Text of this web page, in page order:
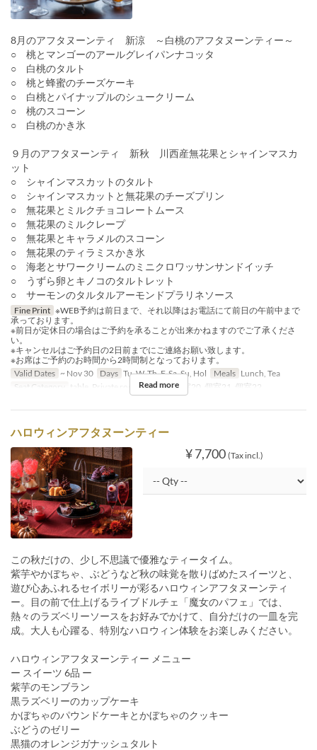
8月のアフタヌーンティ 新涼 ～白桃のアフタヌーンティー～
○ 桃とマンゴーのアールグレイパンナコッタ
○ 白桃のタルト
○ 桃と蜂蜜のチーズケーキ
○ 白桃とパイナップルのシュークリーム
○ 桃のスコーン
○ 白桃のかき氷
９月のアフタヌーンティ 新秋 川西産無花果とシャインマスカ
ット
○ シャインマスカットのタルト
○ シャインマスカットと無花果のチーズプリン
○ 無花果とミルクチョコレートムース
○ 無花果のミルクレープ
○ 無花果とキャラメルのスコーン
○ 無花果のティラミスかき氷
○ 海老とサワークリームのミニクロワッサンサンドイッチ
○ うずら卵とキノコのタルトレット
○ サーモンのタルタルアーモンドプラリネソース
Fine Print ※WEB予約は前日まで、それ以降はお電話にて前日の午前中まで
承っております。
※前日が定休日の場合はご予約を承ることが出来かねますのでご了承くださ
い。
※キャンセルはご予約日の2日前までにご連絡お願い致します。
※お席はご予約のお時間から2時間制となっております。
Valid Dates ~ Nov 30 Days Tu, W, Th, F, Sa, Su, Hol Meals Lunch, Tea
Seat Category
table, Private room, 個室19, 個室20, 個室21, 個室22
Read more
ハロウィンアフタヌーンティー
¥ 7,700 (Tax incl.)
この秋だけの、少し不思議で優雅なティータイム。
紫芋やかぼちゃ、ぶどうなど秋の味覚を散りばめたスイーツと、
遊び心あふれるセイボリーが彩るハロウィンアフタヌーンティ
ー。目の前で仕上げるライブドルチェ「魔女のパフェ」では、
熱々のラズベリーソースをお好みでかけて、自分だけの一皿を完
成。大人も心躍る、特別なハロウィン体験をお楽しみください。
ハロウィンアフタヌーンティー メニュー
ー スイーツ 6品 ー
紫芋のモンブラン
黒ラズベリーのカップケーキ
かぼちゃのパウンドケーキとかぼちゃのクッキー
ぶどうのゼリー
黒猫のオレンジガナッシュタルト